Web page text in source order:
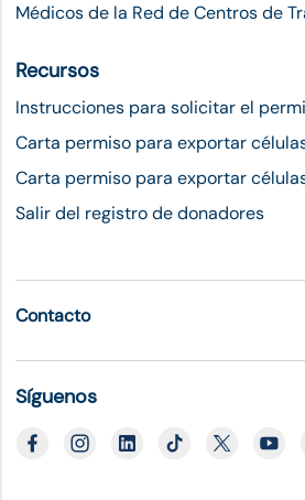
Médicos de la Red de Centros de
Recursos
Instrucciones para solicitar el
Carta permiso para exportar
Carta permiso para exportar
Salir del registro de donadores
Contacto
Síguenos